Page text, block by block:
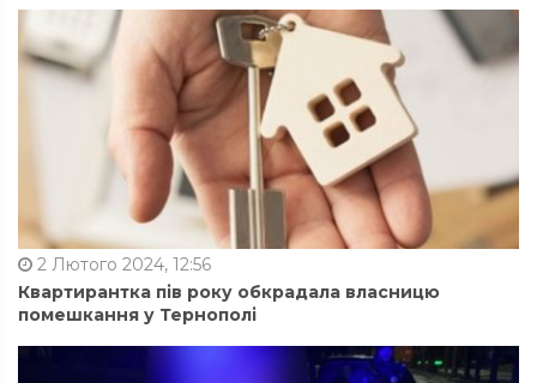
2 Лютого 2024, 12:56
Квартирантка пів року обкрадала власницю
помешкання у Тернополі